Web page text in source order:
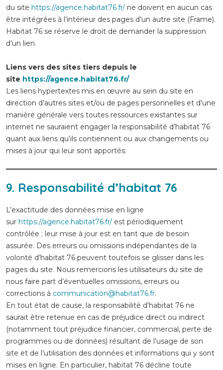
du site https://agence.habitat76.fr/ ne doivent en aucun cas
être intégrées à l’intérieur des pages d’un autre site (Frame).
Habitat 76 se réserve le droit de demander la suppression
d’un lien.
Liens vers des sites tiers depuis le
site https://agence.habitat76.fr/
Les liens hypertextes mis en œuvre au sein du site en
direction d’autres sites et/ou de pages personnelles et d’une
manière générale vers toutes ressources existantes sur
internet ne sauraient engager la responsabilité d’habitat 76
quant aux liens qu’ils contiennent ou aux changements ou
mises à jour qui leur sont apportés.
9. Responsabilité d’habitat 76
L’exactitude des données mise en ligne
sur https://agence.habitat76.fr/ est périodiquement
contrôlée ; leur mise à jour est en tant que de besoin
assurée. Des erreurs ou omissions indépendantes de la
volonté d’habitat 76 peuvent toutefois se glisser dans les
pages du site. Nous remercions les utilisateurs du site de
nous faire part d’éventuelles omissions, erreurs ou
corrections à communication@habitat76.fr.
En tout état de cause, la responsabilité d’habitat 76 ne
saurait être retenue en cas de préjudice direct ou indirect
(notamment tout préjudice financier, commercial, perte de
programmes ou de données) résultant de l’usage de son
site et de l’utilisation des données et informations qui y sont
mises en ligne. En particulier, habitat 76 décline toute